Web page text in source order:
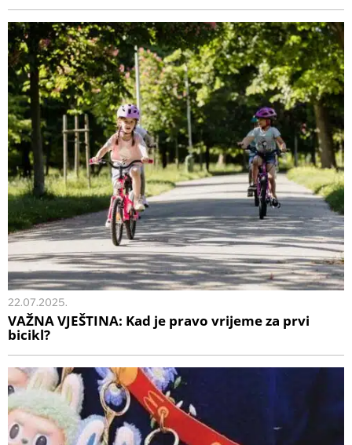
22.07.2025.
VAŽNA VJEŠTINA: Kad je pravo vrijeme za prvi
bicikl?